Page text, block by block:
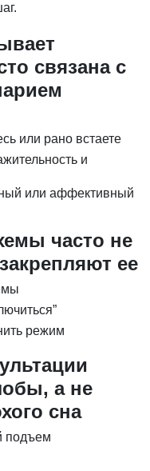
связана с
или рано встаете
и
или аффективный
часто не
ее
режим
а не
сна
подъем